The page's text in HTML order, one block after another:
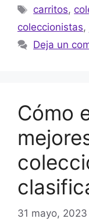
Etiquetas
carritos,
coleccionistas,
Deja un
Cómo
31 mayo, 2023